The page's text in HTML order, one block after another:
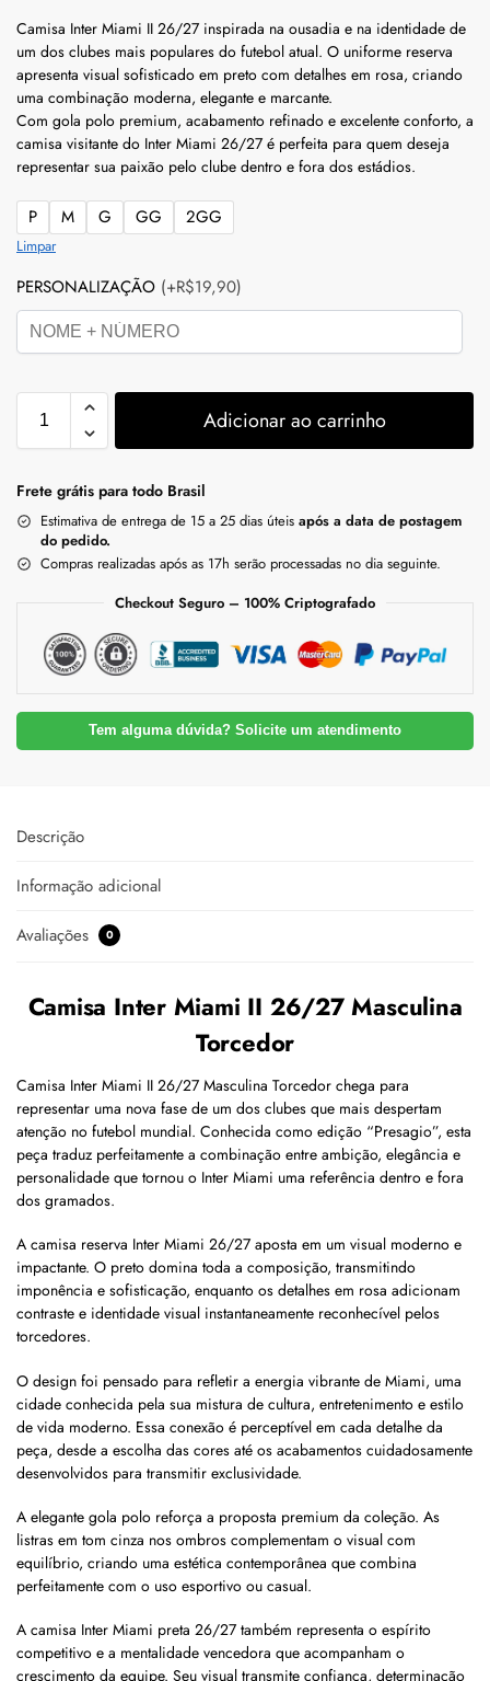
Camisa Inter Miami II 26/27 inspirada na ousadia e na identidade de
um dos clubes mais populares do futebol atual. O uniforme reserva
apresenta visual sofisticado em preto com detalhes em rosa, criando
uma combinação moderna, elegante e marcante.
Com gola polo premium, acabamento refinado e excelente conforto, a
camisa visitante do Inter Miami 26/27 é perfeita para quem deseja
representar sua paixão pelo clube dentro e fora dos estádios.
P M G GG 2GG
Limpar
PERSONALIZAÇÃO (+R$19,90)
Adicionar ao carrinho
Frete grátis para todo Brasil
Estimativa de entrega de 15 a 25 dias úteis após a data de postagem
do pedido.
Compras realizadas após as 17h serão processadas no dia seguinte.
Checkout Seguro – 100% Criptografado
Tem alguma dúvida? Solicite um atendimento
Descrição
Informação adicional
Avaliações 0
Camisa Inter Miami II 26/27 Masculina
Torcedor
Camisa Inter Miami II 26/27 Masculina Torcedor chega para
representar uma nova fase de um dos clubes que mais despertam
atenção no futebol mundial. Conhecida como edição “Presagio”, esta
peça traduz perfeitamente a combinação entre ambição, elegância e
personalidade que tornou o Inter Miami uma referência dentro e fora
dos gramados.
A camisa reserva Inter Miami 26/27 aposta em um visual moderno e
impactante. O preto domina toda a composição, transmitindo
imponência e sofisticação, enquanto os detalhes em rosa adicionam
contraste e identidade visual instantaneamente reconhecível pelos
torcedores.
O design foi pensado para refletir a energia vibrante de Miami, uma
cidade conhecida pela sua mistura de cultura, entretenimento e estilo
de vida moderno. Essa conexão é perceptível em cada detalhe da
peça, desde a escolha das cores até os acabamentos cuidadosamente
desenvolvidos para transmitir exclusividade.
A elegante gola polo reforça a proposta premium da coleção. As
listras em tom cinza nos ombros complementam o visual com
equilíbrio, criando uma estética contemporânea que combina
perfeitamente com o uso esportivo ou casual.
A camisa Inter Miami preta 26/27 também representa o espírito
competitivo e a mentalidade vencedora que acompanham o
crescimento da equipe. Seu visual transmite confiança, determinação